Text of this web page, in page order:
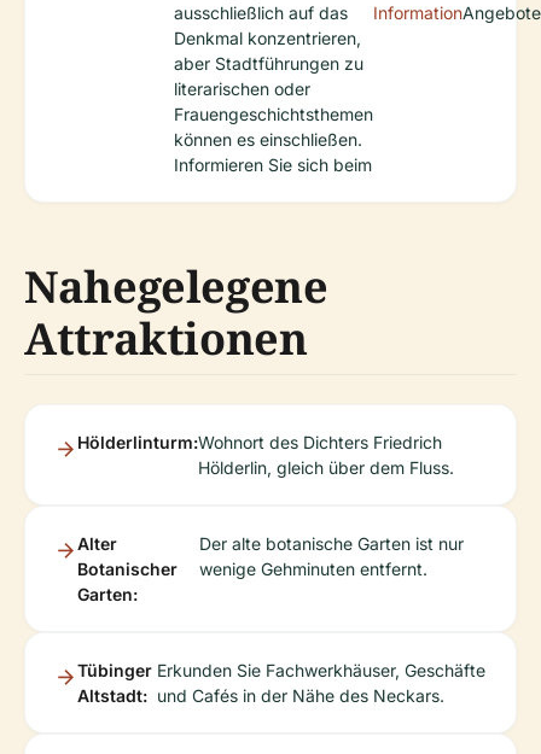
ausschließlich auf das
Denkmal konzentrieren,
aber Stadtführungen zu
literarischen oder
Frauengeschichtsthemen
können es einschließen.
Informieren Sie sich beim
Information
Nahegelegene
Attraktionen
Hölderlinturm:Wohnort des Dichters Friedrich
Hölderlin, gleich über dem Fluss.
Alter
Botanischer
Garten:
Der alte botanische Garten ist nur
wenige Gehminuten entfernt.
Tübinger
Altstadt:
Erkunden Sie Fachwerkhäuser, Geschäfte
und Cafés in der Nähe des Neckars.